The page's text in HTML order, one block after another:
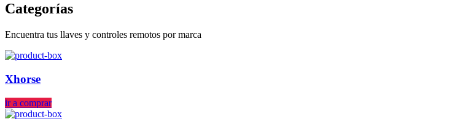
Categorías
Encuentra tus llaves y controles remotos por marca
Xhorse
ir a comprar